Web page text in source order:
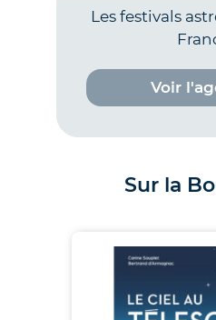
Les festivals
Voir
Sur la